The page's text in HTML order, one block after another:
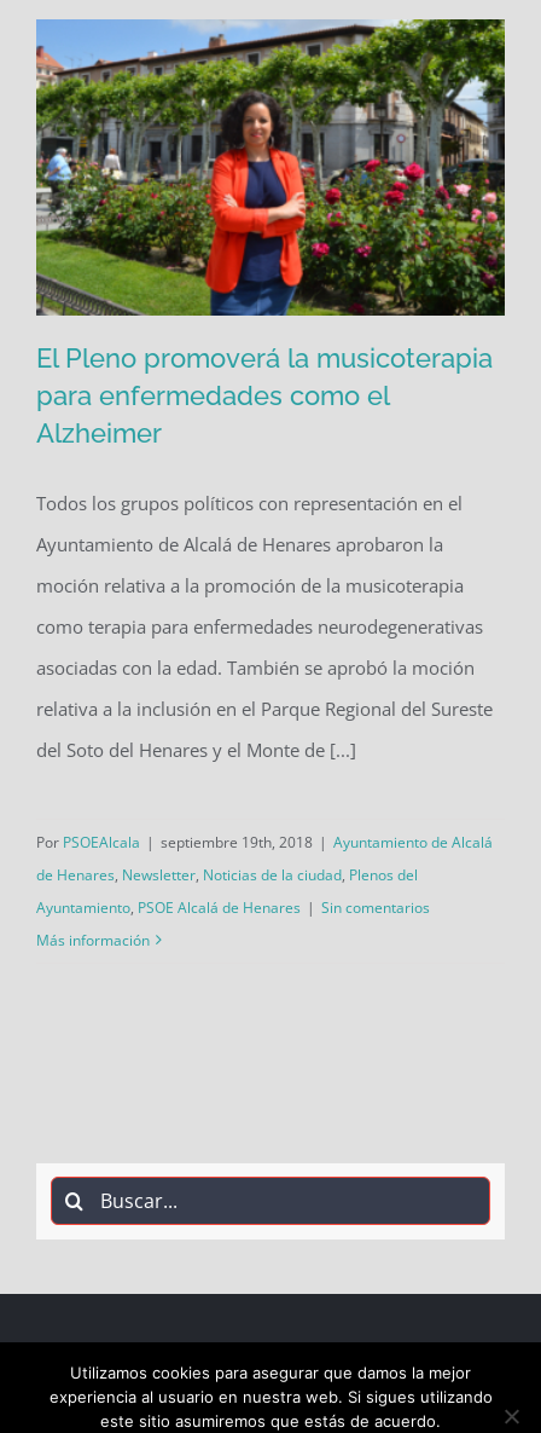
para enfermedades como el
Alzheimer
El Pleno promoverá la musicoterapia
para enfermedades como el
Alzheimer
Todos los grupos políticos con representación en el
Ayuntamiento de Alcalá de Henares aprobaron la
moción relativa a la promoción de la musicoterapia
como terapia para enfermedades neurodegenerativas
asociadas con la edad. También se aprobó la moción
relativa a la inclusión en el Parque Regional del Sureste
del Soto del Henares y el Monte de [...]
Por PSOEAlcala | septiembre 19th, 2018 | Ayuntamiento de Alcalá
de Henares, Newsletter, Noticias de la ciudad, Plenos del
Ayuntamiento, PSOE Alcalá de Henares | Sin comentarios
Más información
Buscar:
COPYRIGHT 2018 Socialistas de Alcalá PSOE ALCALÁ |
ALL RIGHTS RESERVED |
Utilizamos cookies para asegurar que damos la mejor
experiencia al usuario en nuestra web. Si sigues utilizando
este sitio asumiremos que estás de acuerdo.